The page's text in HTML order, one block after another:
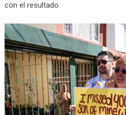
con el resultado.